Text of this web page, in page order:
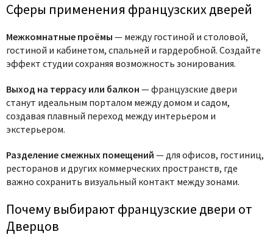
Сферы применения французских дверей
Межкомнатные проёмы — между гостиной и столовой,
гостиной и кабинетом, спальней и гардеробной. Создайте
эффект студии сохраняя возможность зонирования.
Выход на террасу или балкон — французские двери
станут идеальным порталом между домом и садом,
создавая плавный переход между интерьером и
экстерьером.
Разделение смежных помещений — для офисов, гостиниц,
ресторанов и других коммерческих пространств, где
важно сохранить визуальный контакт между зонами.
Почему выбирают французские двери от
Дверцов